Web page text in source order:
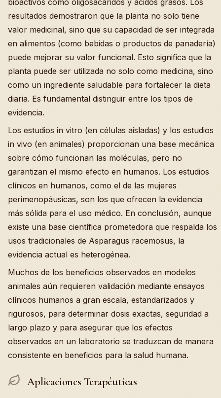
bioactivos como oligosacáridos y ácidos grasos. Los
resultados demostraron que la planta no solo tiene
valor medicinal, sino que su capacidad de ser integrada
en alimentos (como bebidas o productos de panadería)
puede mejorar su valor funcional. Esto significa que la
planta puede ser utilizada no solo como medicina, sino
como un ingrediente saludable para fortalecer la dieta
diaria. Es fundamental distinguir entre los tipos de
evidencia.
Los estudios in vitro (en células aisladas) y los estudios
in vivo (en animales) proporcionan una base mecánica
sobre cómo funcionan las moléculas, pero no
garantizan el mismo efecto en humanos. Los estudios
clínicos en humanos, como el de las mujeres
perimenopáusicas, son los que ofrecen la evidencia
más sólida para el uso médico. En conclusión, aunque
existe una base científica prometedora que respalda los
usos tradicionales de Asparagus racemosus, la
evidencia actual es heterogénea.
Muchos de los beneficios observados en modelos
animales aún requieren validación mediante ensayos
clínicos humanos a gran escala, estandarizados y
rigurosos, para determinar dosis exactas, seguridad a
largo plazo y para asegurar que los efectos
observados en un laboratorio se traduzcan de manera
consistente en beneficios para la salud humana.
Aplicaciones Terapéuticas